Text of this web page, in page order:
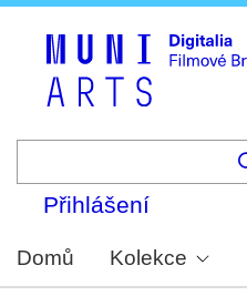
Přihlášení
Domů Kolekce